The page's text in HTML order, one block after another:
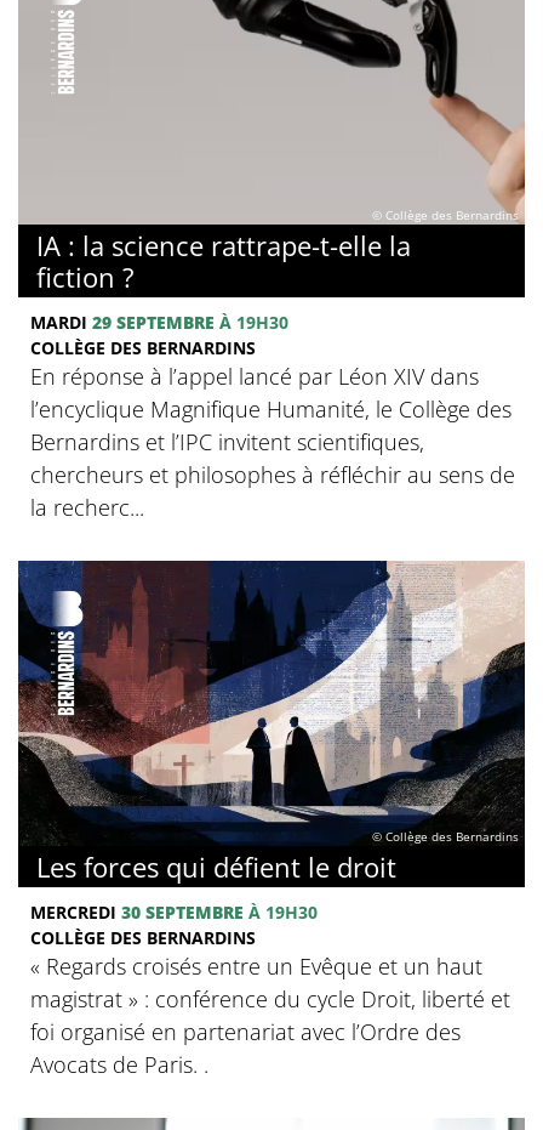
© Collège des Bernardins
IA : la science rattrape-t-elle la
fiction ?
MARDI 29 SEPTEMBRE À 19H30
COLLÈGE DES BERNARDINS
En réponse à l’appel lancé par Léon XIV dans
l’encyclique Magnifique Humanité, le Collège des
Bernardins et l’IPC invitent scientifiques,
chercheurs et philosophes à réfléchir au sens de
la recherc...
© Collège des Bernardins
Les forces qui défient le droit
MERCREDI 30 SEPTEMBRE À 19H30
COLLÈGE DES BERNARDINS
« Regards croisés entre un Evêque et un haut
magistrat » : conférence du cycle Droit, liberté et
foi organisé en partenariat avec l’Ordre des
Avocats de Paris. .